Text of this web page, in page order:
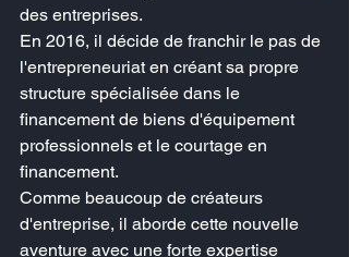
des entreprises.
En 2016, il décide de franchir le pas de
l'entrepreneuriat en créant sa propre
structure spécialisée dans le
financement de biens d'équipement
professionnels et le courtage en
financement.
Comme beaucoup de créateurs
d'entreprise, il aborde cette nouvelle
aventure avec une forte expertise